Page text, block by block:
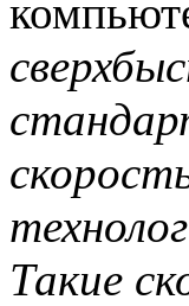
Такие